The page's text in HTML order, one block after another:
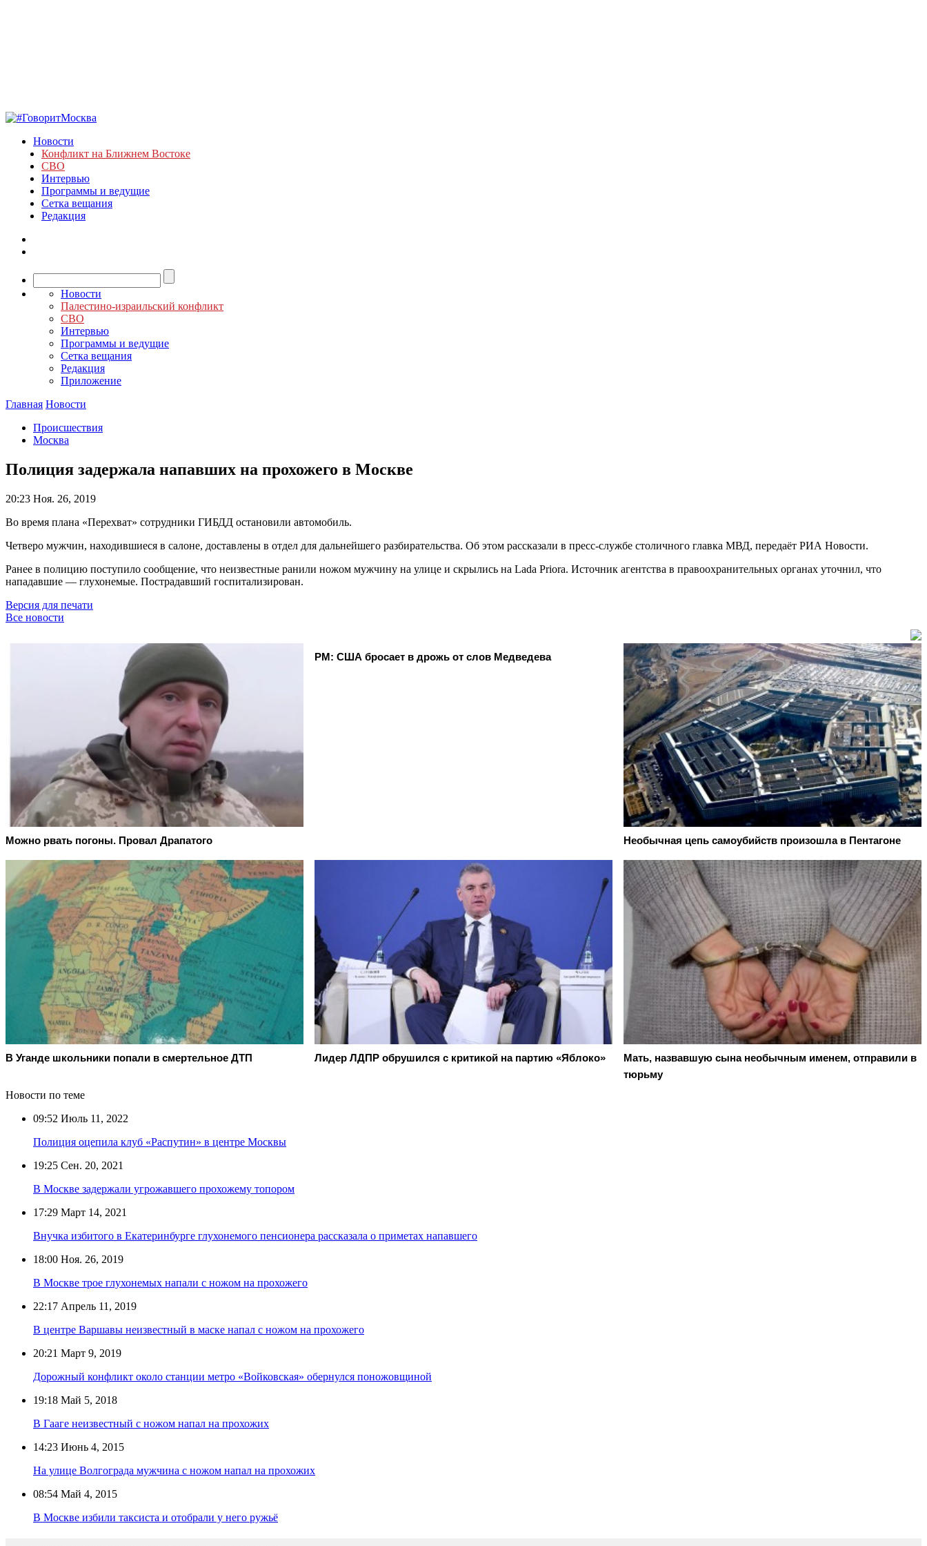
Новости
Конфликт на Ближнем Востоке
СВО
Интервью
Программы и ведущие
Сетка вещания
Редакция
Новости
Палестино-израильский конфликт
СВО
Интервью
Программы и ведущие
Сетка вещания
Редакция
Приложение
Главная Новости
Происшествия
Москва
Полиция задержала напавших на прохожего в Москве
20:23 Ноя. 26, 2019
Во время плана «Перехват» сотрудники ГИБДД остановили автомобиль.
Четверо мужчин, находившиеся в салоне, доставлены в отдел для дальнейшего разбирательства. Об этом рассказали в пресс-службе столичного главка МВД, передаёт РИА Новости.
Ранее в полицию поступило сообщение, что неизвестные ранили ножом мужчину на улице и скрылись на Lada Priora. Источник агентства в правоохранительных органах уточнил, что
нападавшие — глухонемые. Пострадавший госпитализирован.
Версия для печати
Все новости
Можно рвать погоны. Провал Драпатого
PM: США бросает в дрожь от слов Медведева
Необычная цепь самоубийств произошла в Пентагоне
В Уганде школьники попали в смертельное ДТП Лидер ЛДПР обрушился с критикой на партию «Яблоко»
Мать, назвавшую сына необычным именем, отправили в
тюрьму
Новости по теме
09:52 Июль 11, 2022
Полиция оцепила клуб «Распутин» в центре Москвы
19:25 Сен. 20, 2021
В Москве задержали угрожавшего прохожему топором
17:29 Март 14, 2021
Внучка избитого в Екатеринбурге глухонемого пенсионера рассказала о приметах напавшего
18:00 Ноя. 26, 2019
В Москве трое глухонемых напали с ножом на прохожего
22:17 Апрель 11, 2019
В центре Варшавы неизвестный в маске напал с ножом на прохожего
20:21 Март 9, 2019
Дорожный конфликт около станции метро «Войковская» обернулся поножовщиной
19:18 Май 5, 2018
В Гааге неизвестный с ножом напал на прохожих
14:23 Июнь 4, 2015
На улице Волгограда мужчина с ножом напал на прохожих
08:54 Май 4, 2015
В Москве избили таксиста и отобрали у него ружьё